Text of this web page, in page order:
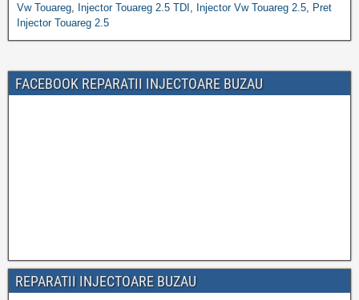
Vw Touareg Injector Touareg 2.5 TDI Injector Vw Touareg 2.5 Pret
Injector Touareg 2.5
FACEBOOK REPARATII INJECTOARE BUZAU
REPARATII INJECTOARE BUZAU